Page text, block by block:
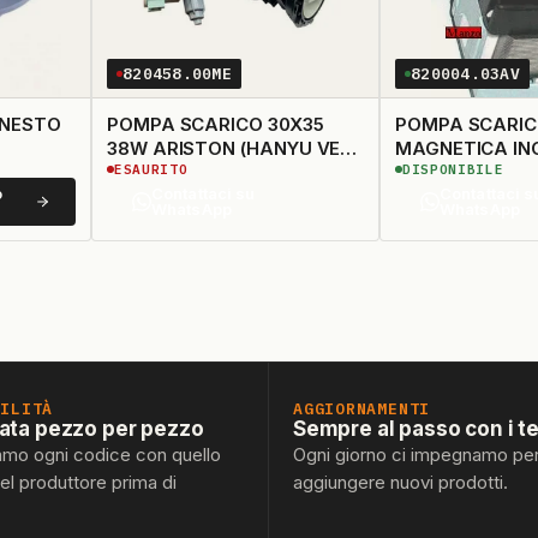
820458.00ME
POMPA SCARICO 30X35
38W ARISTON (HANYU VEDI
820458.03
ESAURITO
820004.03AV
POMPA
DISPONIBILE
pezzo per pezzo
ogni codice con quello
produttore prima di
AGGIORNAMENTI
Sempre al passo con i
Ogni giorno ci impegnamo
aggiungere nuovi prodotti.